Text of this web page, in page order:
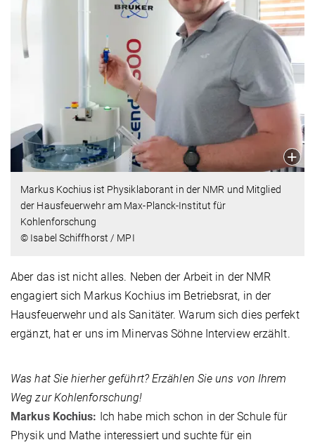
Markus Kochius ist Physiklaborant in der NMR und Mitglied
der Hausfeuerwehr am Max-Planck-Institut für
Kohlenforschung
© Isabel Schiffhorst / MPI
Aber das ist nicht alles. Neben der Arbeit in der NMR
engagiert sich Markus Kochius im Betriebsrat, in der
Hausfeuerwehr und als Sanitäter. Warum sich dies perfekt
ergänzt, hat er uns im Minervas Söhne Interview erzählt.
Was hat Sie hierher geführt? Erzählen Sie uns von Ihrem
Weg zur Kohlenforschung!
Markus Kochius: Ich habe mich schon in der Schule für
Physik und Mathe interessiert und suchte für ein